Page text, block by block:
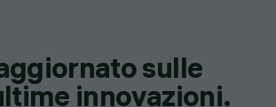
sulle
innovazioni.